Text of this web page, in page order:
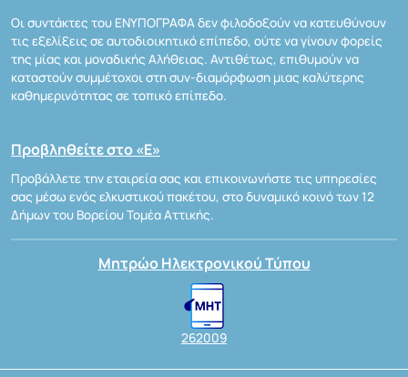
Οι συντάκτες του ΕΝΥΠΟΓΡΑΦΑ δεν φιλοδοξούν να κατευθύνουν
τις εξελίξεις σε αυτοδιοικητικό επίπεδο, ούτε να γίνουν φορείς
της μίας και μοναδικής Αλήθειας. Αντιθέτως, επιθυμούν να
καταστούν συμμέτοχοι στη συν-διαμόρφωση μιας καλύτερης
καθημερινότητας σε τοπικό επίπεδο.
Προβληθείτε στο «Ε»
Προβάλλετε την εταιρεία σας και επικοινωνήστε τις υπηρεσίες
σας μέσω ενός ελκυστικού πακέτου, στο δυναμικό κοινό των 12
Δήμων του Βορείου Τομέα Αττικής.
Μητρώο Ηλεκτρονικού Τύπου
262009